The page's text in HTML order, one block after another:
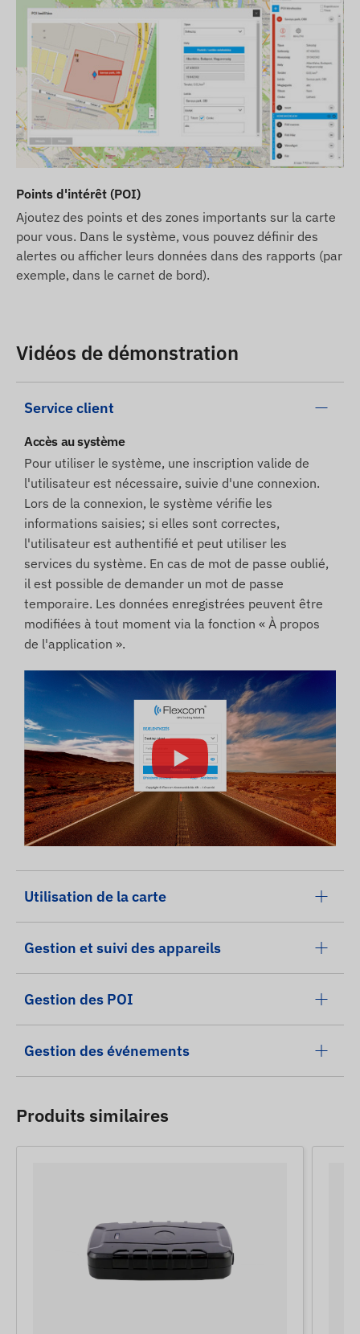
Points d'intérêt (POI)
Ajoutez des points et des zones importants sur la carte
pour vous. Dans le système, vous pouvez définir des
alertes ou afficher leurs données dans des rapports (par
exemple, dans le carnet de bord).
Vidéos de démonstration
Service client
Accès au système
Pour utiliser le système, une inscription valide de
l'utilisateur est nécessaire, suivie d'une connexion.
Lors de la connexion, le système vérifie les
informations saisies; si elles sont correctes,
l'utilisateur est authentifié et peut utiliser les
services du système. En cas de mot de passe oublié,
il est possible de demander un mot de passe
temporaire. Les données enregistrées peuvent être
modifiées à tout moment via la fonction « À propos
de l'application ».
Utilisation de la carte
Gestion et suivi des appareils
Gestion des POI
Gestion des événements
Produits similaires